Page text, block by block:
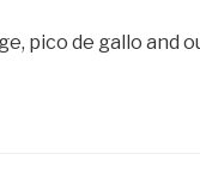
pico de gallo and